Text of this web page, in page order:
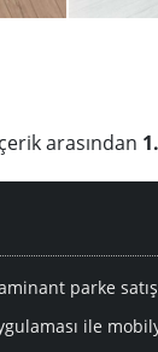
arasından 1.
parke
ile